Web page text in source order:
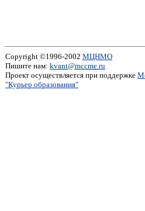
Copyright ©1996-2002 МЦНМО
Пишите нам: kvant@mccme.ru
Проект осуществляется при поддержке
"Курьер образования"